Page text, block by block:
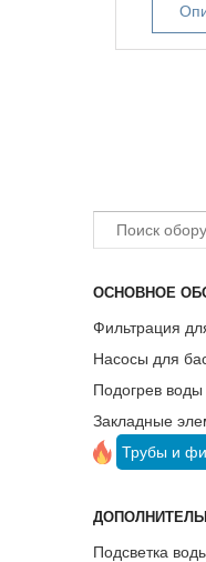
ОСНОВНОЕ
Фильтрация
Насосы для
Подогрев
Закладные
Трубы и
Подсветка